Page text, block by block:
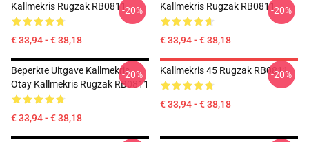
Kallmekris Rugzak RB0811
€ 33,94 - € 38,18
-20% Kallmekris Rugzak RB0811
€ 33,94 - € 38,18
-20%
Beperkte Uitgave Kallmekris
Otay Kallmekris Rugzak RB0811
€ 33,94 - € 38,18
-20% Kallmekris 45 Rugzak RB0811
€ 33,94 - € 38,18
-20%